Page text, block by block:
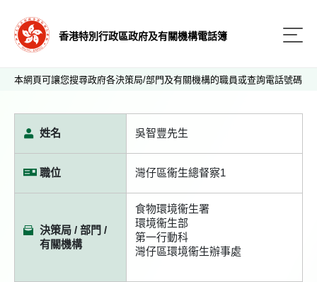
香港特別行政區政府及有關機構電話簿
本網頁可讓您搜尋政府各決策局/部門及有關機構的職員或查詢電話號碼
姓名 吳智豐先生
職位 灣仔區衞生總督察1
決策局 / 部門 /
有關機構
食物環境衞生署
環境衞生部
第一行動科
灣仔區環境衞生辦事處